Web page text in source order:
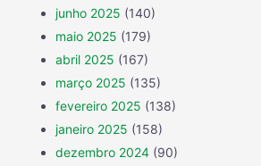
junho 2025 (140)
maio 2025 (179)
abril 2025 (167)
março 2025 (135)
fevereiro 2025 (138)
janeiro 2025 (158)
dezembro 2024 (90)